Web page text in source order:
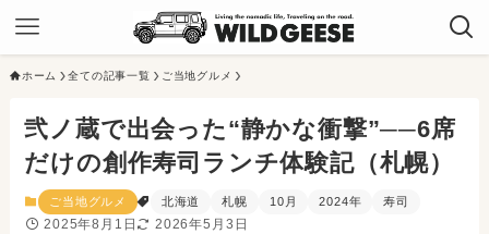
ホーム 全ての記事一覧 ご当地グルメ
弐ノ蔵で出会った“静かな衝撃”──6席
だけの創作寿司ランチ体験記（札幌）
ご当地グルメ 北海道 札幌 10月 2024年 寿司
2025年8月1日 2026年5月3日